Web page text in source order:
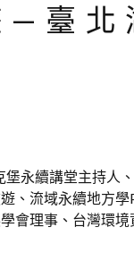
臺北
永續講堂主持人
、流域永續地方
會理事、台灣環